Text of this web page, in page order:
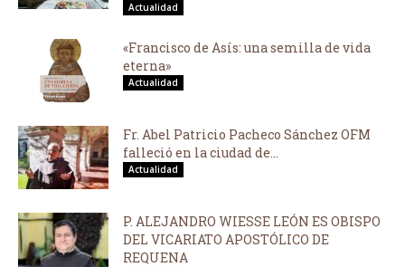
Actualidad
«Francisco de Asís: una semilla de vida
eterna»
Actualidad
Fr. Abel Patricio Pacheco Sánchez OFM
falleció en la ciudad de...
Actualidad
P. ALEJANDRO WIESSE LEÓN ES OBISPO
DEL VICARIATO APOSTÓLICO DE
REQUENA